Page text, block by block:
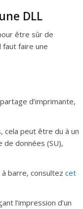
DLL
être sûr de
faut faire une
d’imprimante,
cela peut être du à un
données (SU),
à barre, consultez cet
l’impression d’un